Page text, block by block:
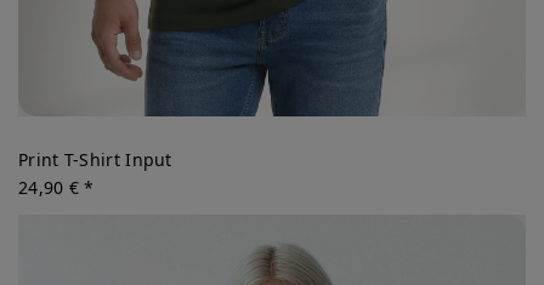
Print T-Shirt Input
24,90 € *